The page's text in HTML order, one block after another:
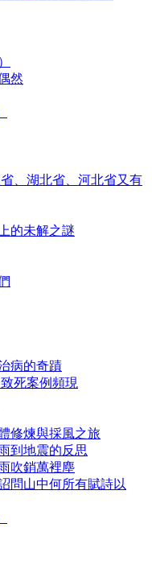
然
、湖北省、河北省又有
的未解之謎
病的奇蹟
死案例頻現
修煉與採風之旅
到地震的反思
吹銷萬裡塵
問山中何所有賦詩以